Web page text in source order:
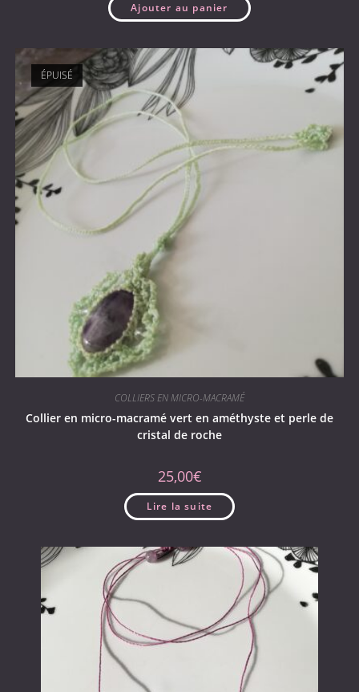
Ajouter au panier
ÉPUISÉ
COLLIERS EN MICRO-MACRAMÉ
Collier en micro-macramé vert en améthyste et perle de
cristal de roche
25,00€
Lire la suite